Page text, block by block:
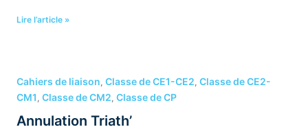
Lire l’article »
Cahiers de liaison,Classe de CE1-CE2,Classe de CE2-
CM1 ,Classe de CM2,Classe de CP
Annulation Triath’
Triath’